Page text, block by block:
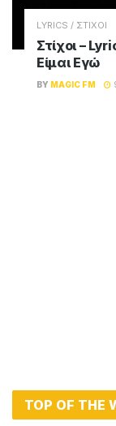
LYRICS / ΣΤΙΧΟΙ
Στίχοι –
Είμαι Εγώ
BY MAGIC FM
TOP OF THE